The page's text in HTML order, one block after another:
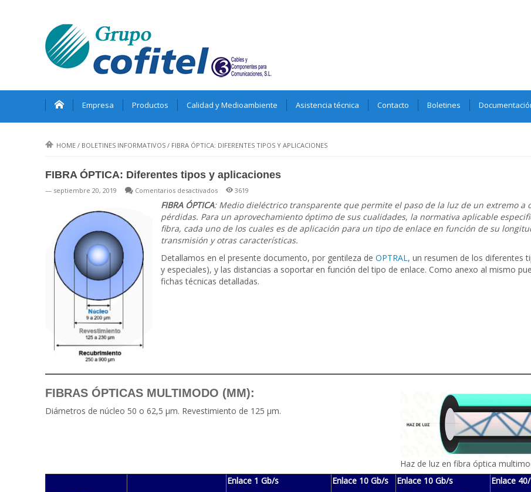
Empresa Productos Calidad y Medioambiente Asistencia técnica Contacto Boletines
HOME / BOLETINES INFORMATIVOS / FIBRA ÓPTICA: DIFERENTES TIPOS Y APLICACIONES
FIBRA ÓPTICA: Diferentes tipos y aplicaciones
— septiembre 20, 2019 Comentarios desactivadosen
FIBRA
ÓPTICA:
Diferentes
tipos
aplicaciones
3619
FIBRA ÓPTICA: Medio dieléctrico transparente que permite el paso de la luz de un extremo a
pérdidas. Para un aprovechamiento óptimo de sus cualidades, la normativa aplicable
fibra, cada uno de los cuales es de aplicación para un tipo de enlace en función de su
transmisión y otras características.
Detallamos en el presente documento, por gentileza de OPTRAL, un resumen de los diferentes
y especiales), y las distancias a soportar en función del tipo de enlace. Como anexo al mismo
fichas técnicas detalladas.
Haz de luz en fibra óptica
FIBRAS ÓPTICAS MULTIMODO (MM):
Diámetros de núcleo 50 o 62,5 µm. Revestimiento de 125 µm.
Enlace 1 Gb/s
Enlace 10 Gb/s
Enlace 10 Gb/s
Enlace